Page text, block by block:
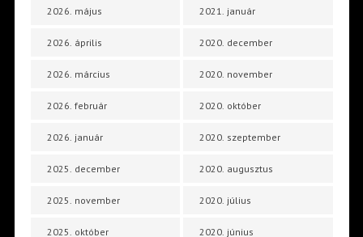
2026. május
2026. április
2026. március
2026. február
2026. január
2025. december
2025. november
2025. október
2021. január
2020. december
2020. november
2020. október
2020. szeptember
2020. augusztus
2020. július
2020. június